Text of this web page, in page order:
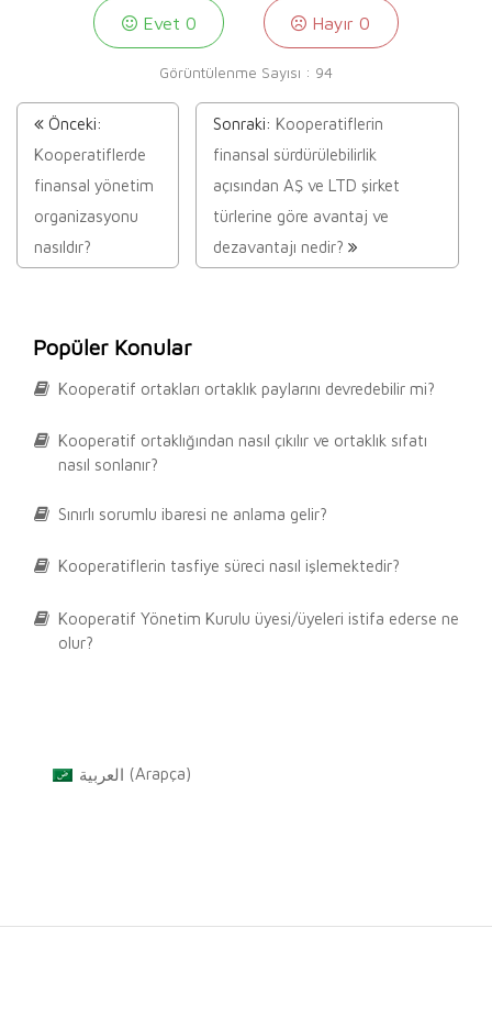
Evet 0 Hayır0
Görüntülenme Sayısı : 94
Önceki:
Kooperatiflerde
finansal yönetim
organizasyonu
nasıldır?
Sonraki: Kooperatiflerin
finansal sürdürülebilirlik
açısından AŞ ve LTD şirket
türlerine göre avantaj ve
dezavantajı nedir?
Popüler Konular
Kooperatif ortakları ortaklık paylarını devredebilir mi?
Kooperatif ortaklığından nasıl çıkılır ve ortaklık sıfatı
nasıl sonlanır?
Sınırlı sorumlu ibaresi ne anlama gelir?
Kooperatiflerin tasfiye süreci nasıl işlemektedir?
Kooperatif Yönetim Kurulu üyesi/üyeleri istifa ederse ne
olur?
العربية (Arapça)